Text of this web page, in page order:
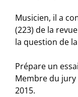
Musicien, il a
(223) de la
la question de
Prépare un
Membre du jury
2015.